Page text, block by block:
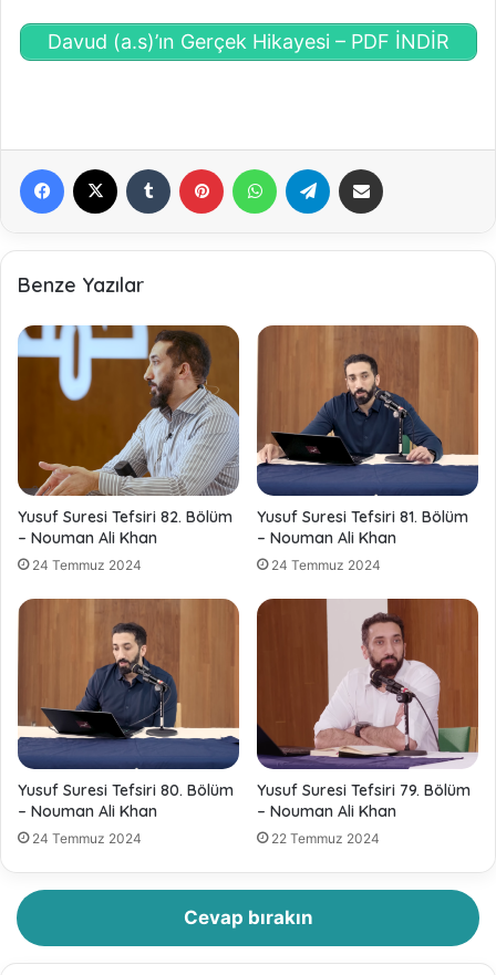
Davud (a.s)’ın Gerçek Hikayesi – PDF İNDİR
Benze Yazılar
Yusuf Suresi Tefsiri 82. Bölüm
– Nouman Ali Khan
24 Temmuz 2024
Yusuf Suresi Tefsiri 81. Bölüm
– Nouman Ali Khan
24 Temmuz 2024
Yusuf Suresi Tefsiri 80. Bölüm
– Nouman Ali Khan
24 Temmuz 2024
Yusuf Suresi Tefsiri 79. Bölüm
– Nouman Ali Khan
22 Temmuz 2024
Cevap bırakın